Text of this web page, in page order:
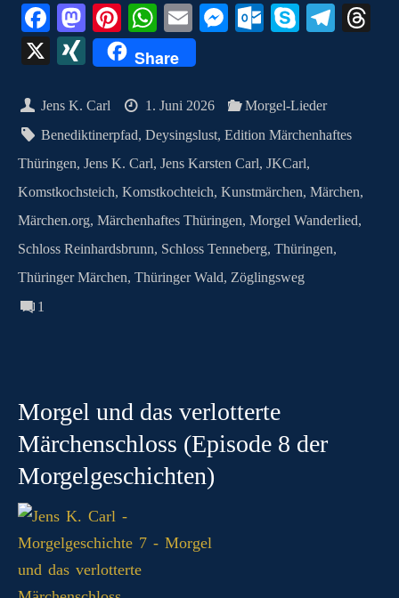
Fa
ce
bo
ok
M
as
to
do
n
Pi
nt
er
es
t
W
ha
ts
A
pp
E
m
ail
M
ng
er
O
ok
.c
o
m
S
Te
m
X
X
N
G
Share
Jens K. Carl 1. Juni 2026
Morgel-Lieder
Benediktinerpfad,Deysingslust,Edition Märchenhaftes
Thüringen, Jens K. Carl, Jens Karsten Carl, JKCarl,
Komstkochsteich, Komstkochteich, Kunstmärchen, Märchen,
Märchen.org, Märchenhaftes Thüringen, Morgel Wanderlied,
Schloss Reinhardsbrunn, Schloss Tenneberg, Thüringen,
Thüringer Märchen, Thüringer Wald, Zöglingsweg
1
Morgel und das verlotterte
Märchenschloss (Episode 8 der
Morgelgeschichten)